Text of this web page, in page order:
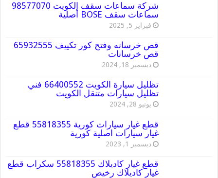
شركة سماعات سقف الكويت 98577070
سماعات سقف BOSE أصلية
فبراير 5, 2025
قص خرسانه وفتح كور تكييف 65932555
قص خرسانات
ديسمبر 18, 2024
تظليل سيارة الكويت 66400552 فني
تظليل سيارات متنقل الكويت
يونيو 28, 2024
قطع غيار سيارات كورية 55818355 قطع
غيار سيارات اصلية كورية
ديسمبر 1, 2023
قطع غيار كاديلاك 55818355 سكراب قطع
غيار كاديلاك رخيص